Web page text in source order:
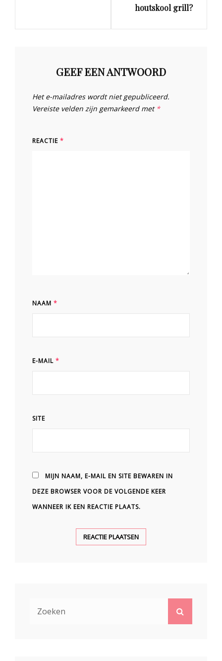
houtskool grill?
GEEF EEN ANTWOORD
Het e-mailadres wordt niet gepubliceerd.
Vereiste velden zijn gemarkeerd met *
REACTIE *
NAAM *
E-MAIL *
SITE
MIJN NAAM, E-MAIL EN SITE BEWAREN IN
DEZE BROWSER VOOR DE VOLGENDE KEER
WANNEER IK EEN REACTIE PLAATS.